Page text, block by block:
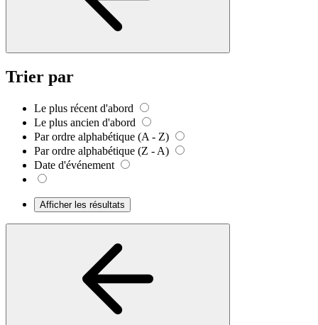
Trier par
Le plus récent d'abord
Le plus ancien d'abord
Par ordre alphabétique (A - Z)
Par ordre alphabétique (Z - A)
Date d'événement
Afficher les résultats